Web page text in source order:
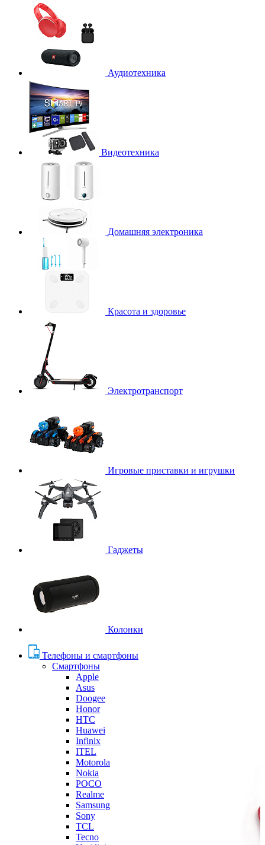
Аудиотехника
Видеотехника
Домашняя электроника
Красота и здоровье
Электротранспорт
Игровые приставки и игрушки
Гаджеты
Колонки
Телефоны и смартфоны
Смартфоны
Apple
Asus
Doogee
Honor
HTC
Huawei
Infinix
ITEL
Motorola
Nokia
POCO
Realme
Samsung
Sony
TCL
Tecno